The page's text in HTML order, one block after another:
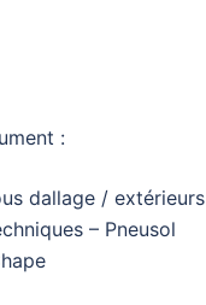
:
dallage / extérieurs
– Pneusol